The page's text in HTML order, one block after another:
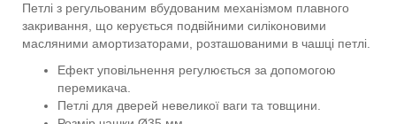
Петлі з регульованим вбудованим механізмом плавного
закривання, що керується подвійними силіконовими
масляними амортизаторами, розташованими в чашці петлі.
Ефект уповільнення регулюється за допомогою
перемикача.
Петлі для дверей невеликої ваги та товщини.